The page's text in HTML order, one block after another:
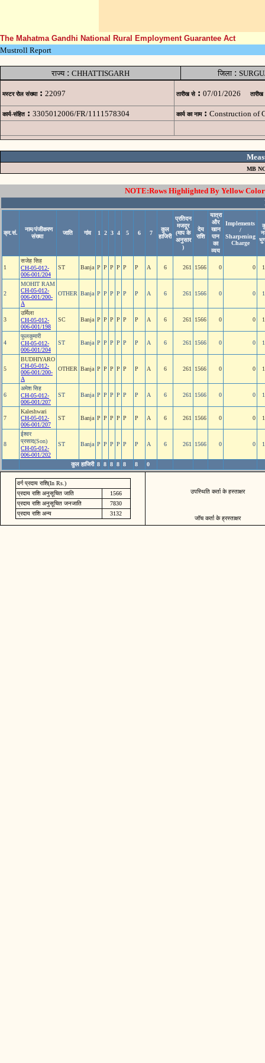
The Mahatma Gandhi National Rural Employment Guarantee Act
Mustroll Report
राज्य: CHHATTISGARH जिला :
मस्टर रोल संख्या : 22097 तारीख से : 07/01/2026 तारीख
कार्य-संहित : 3305012006/FR/1111578304 कार्य का नाम : Construction of
MB
NOTE:Rows Highlighted By Yellow
क्र.सं.
नाम/पंजीकरण
संख्या
जाति गांव 1 2 3 4 5 6 7
कुल
हाजिरी
प्रतिदन
मजदूर
(माप के
अनुसार
)
देय
राशि
यात्रा
और
खान
पान
का
व्यय
Implements
/
Sharpening
Charge
1
सजेह सिह
CH-05-012-
006-001/204
ST Banja P P P P P P A 6 261 1566 0 0
2
MOHIT RAM
CH-05-012-
006-001/200-
A
OTHER Banja P P P P P P A 6 261 1566 0 0
3
उर्मिला
CH-05-012-
006-001/198
SC Banja P P P P P P A 6 261 1566 0 0
4
फुलकुमारी
CH-05-012-
006-001/204
ST Banja P P P P P P A 6 261 1566 0 0
5
BUDHIYARO
CH-05-012-
006-001/200-
A
OTHER Banja P P P P P P A 6 261 1566 0 0
6
अमेश सिह
CH-05-012-
006-001/207
ST Banja P P P P P P A 6 261 1566 0 0
7
Kaleshwari
CH-05-012-
006-001/207
ST Banja P P P P P P A 6 261 1566 0 0
8
ईश्‍वर
प्रसाद(Son)
CH-05-012-
006-001/202
ST Banja P P P P P P A 6 261 1566 0 0
कुल हाजिरी 8 8 8 8 8 8 0
वर्ग प्रदाय राशि(In Rs.)
प्रदाय राशि अनुसूचित जाति
1566
प्रदाय राशि अनुसूचित जनजाति
7830
प्रदाय राशि अन्य
3132
उपस्थिति कर्ता के हस्ताक्षर
जॉच कर्ता के ह्रस्ताक्षर